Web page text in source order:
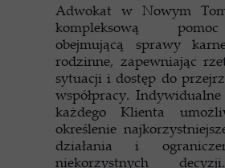
Adwokat w Nowym
kompleksową
obejmującą sprawy
rodzinne, zapewniając
sytuacji i dostęp do
współpracy.
każdego Klienta
określenie
działania i
niekorzystnych